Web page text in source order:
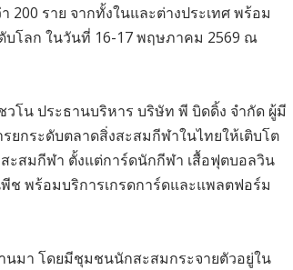
ราย จากทั้งในและต่างประเทศ พร้อม
บโลก ในวันที่ 16-17 พฤษภาคม 2569 ณ
โน ประธานบริหาร บริษัท พี บิดดิ้ง จำกัด ผู้มี
กระดับตลาดสิ่งสะสมกีฬาในไทยให้เติบโต
ะสมกีฬา ตั้งแต่การ์ดนักกีฬา เสื้อฟุตบอลวิน
ช พร้อมบริการเกรดการ์ดและแพลตฟอร์ม
นมา โดยมีชุมชนนักสะสมกระจายตัวอยู่ใน